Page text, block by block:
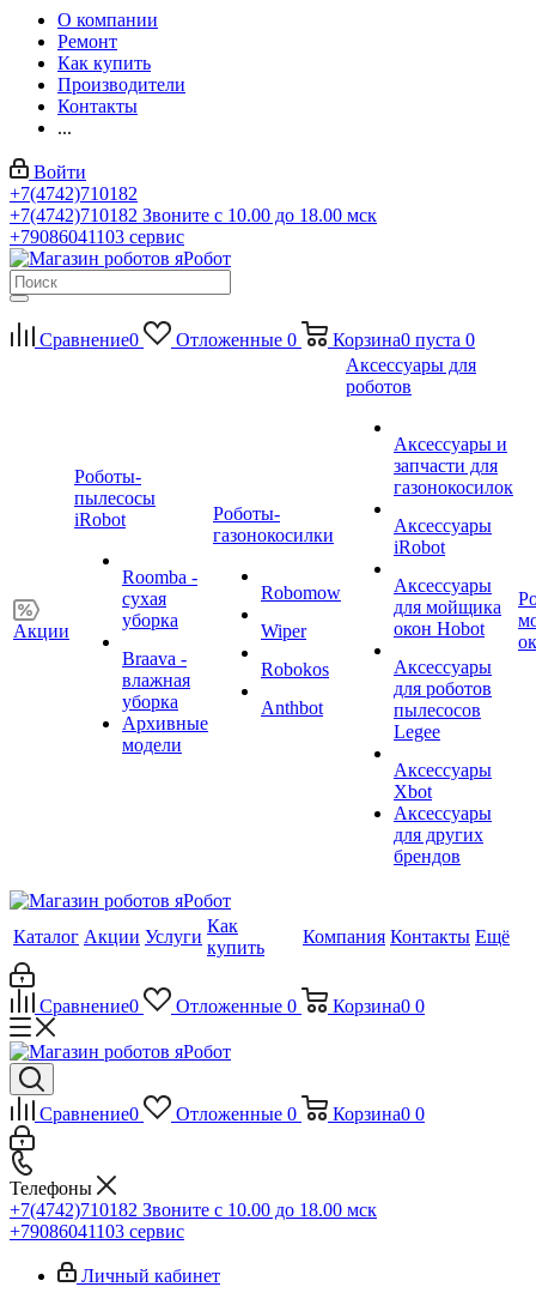
О компании
Ремонт
Как купить
Производители
Контакты
...
Войти
+7(4742)710182
+7(4742)710182 Звоните с 10.00 до 18.00 мск
+79086041103 сервис
Сравнение0 Отложенные 0 Корзина0 пуста 0
Акции
Роботы-
пылесосы
iRobot
Roomba -
сухая
уборка
Braava -
влажная
уборка
Архивные
модели
Роботы-
газонокосилки
Robomow
Wiper
Robokos
Anthbot
Аксессуары для
роботов
Аксессуары и
запчасти для
газонокосилок
Аксессуары
iRobot
Аксессуары
для мойщика
окон Hobot
Аксессуары
для роботов
пылесосов
Legee
Аксессуары
Xbot
Аксессуары
для других
брендов
Каталог Акции Услуги
Как
купить
Компания Контакты Ещё
Сравнение0 Отложенные 0 Корзина0 0
Сравнение0 Отложенные 0 Корзина0 0
Телефоны
+7(4742)710182 Звоните с 10.00 до 18.00 мск
+79086041103 сервис
Личный кабинет